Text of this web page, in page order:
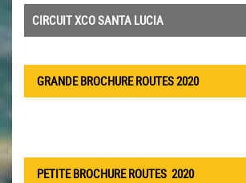
CIRCUIT XCO SANTA LUCIA
GRANDE BROCHURE ROUTES 2020
PETITE BROCHURE ROUTES 2020